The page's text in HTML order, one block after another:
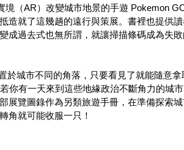
境（AR）改變城市地景的手遊 Pokemon
造就了這幾趟的遠行與策展。書裡也提供
成過去式也無所謂，就讓掃描條碼成為失
於城市不同的角落，只要看見了就能隨意
你有一天來到這些地緣政治不斷角力的城
展覽圖錄作為另類旅遊手冊，在準備探索
角就可能收服一只！